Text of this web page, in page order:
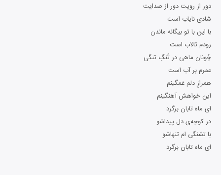
دور از رویت دور از صدایت
شادی نایاب است
با این با تو بیگانه ماندن
رودم تالاب است
چُونان ماهی در تُنگِ تنگی
عمرم بر آب است
همرازِ دلم غمگینم
این خواهش آهنگینم
ای ماه تابان برگرد
در کوچه‌ی دل پیداشو
با تشنگی ام تنهاشو
ای ماه تابان برگرد